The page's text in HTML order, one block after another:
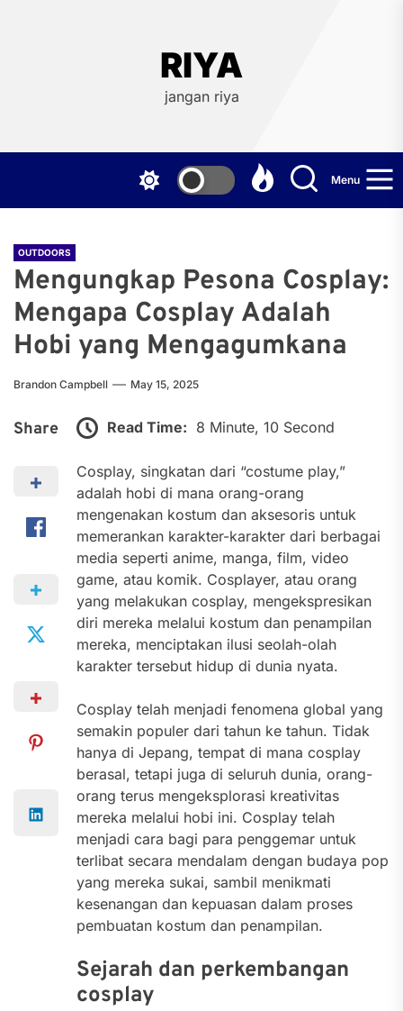
RIYA
jangan riya
Menu
OUTDOORS
Mengungkap Pesona Cosplay:
Mengapa Cosplay Adalah
Hobi yang Mengagumkana
Brandon Campbell May 15, 2025
Share Read Time: 8 Minute, 10 Second
Cosplay, singkatan dari “costume play,”
adalah hobi di mana orang-orang
mengenakan kostum dan aksesoris untuk
memerankan karakter-karakter dari berbagai
media seperti anime, manga, film, video
game, atau komik. Cosplayer, atau orang
yang melakukan cosplay, mengekspresikan
diri mereka melalui kostum dan penampilan
mereka, menciptakan ilusi seolah-olah
karakter tersebut hidup di dunia nyata.
Cosplay telah menjadi fenomena global yang
semakin populer dari tahun ke tahun. Tidak
hanya di Jepang, tempat di mana cosplay
berasal, tetapi juga di seluruh dunia, orang-
orang terus mengeksplorasi kreativitas
mereka melalui hobi ini. Cosplay telah
menjadi cara bagi para penggemar untuk
terlibat secara mendalam dengan budaya pop
yang mereka sukai, sambil menikmati
kesenangan dan kepuasan dalam proses
pembuatan kostum dan penampilan.
Sejarah dan perkembangan
cosplay